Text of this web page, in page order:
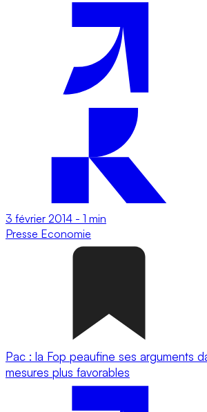
3 février 2014 - 1 min
Presse Economie
Pac : la Fop peaufine ses arguments
mesures plus favorables